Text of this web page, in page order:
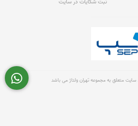
متعلق به مجموعه تهران ولتاژ می باشد